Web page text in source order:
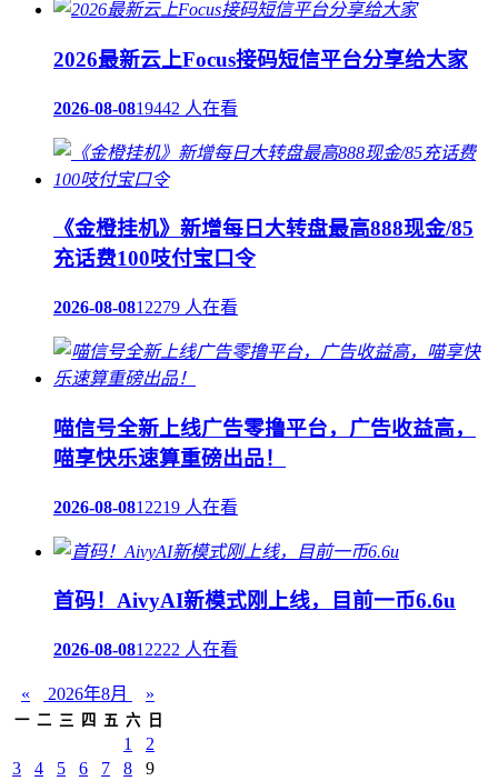
2026最新云上Focus接码短信平台分享给大家
2026-08-0819442 人在看
《金橙挂机》新增每日大转盘最高888现金/85
充话费100吱付宝口令
2026-08-0812279 人在看
喵信号全新上线广告零撸平台，广告收益高，
喵享快乐速算重磅出品！
2026-08-0812219 人在看
首码！AivyAI新模式刚上线，目前一币6.6u
2026-08-0812222 人在看
« 2026年8月 »
一 二 三 四 五 六 日
1
2
3
4 5 6 7 8
9